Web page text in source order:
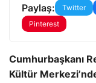
Paylaş: Twitter
Pinterest
Cumhurbaşkanı
Kültür